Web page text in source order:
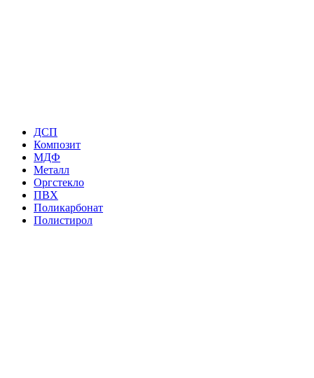
ДСП
Композит
МДФ
Металл
Оргстекло
ПВХ
Поликарбонат
Полистирол